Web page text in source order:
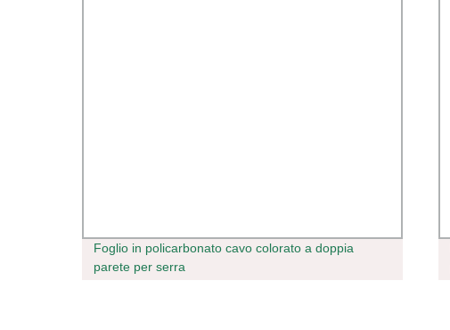
Foglio in policarbonato cavo colorato a doppia
parete per serra